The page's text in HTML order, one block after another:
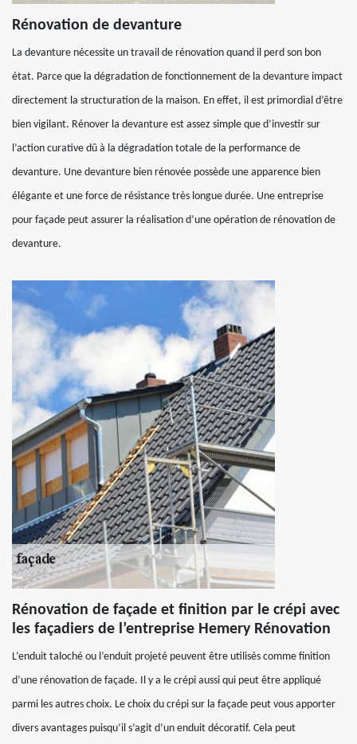
Rénovation de devanture
La devanture nécessite un travail de rénovation quand il perd son bon
état. Parce que la dégradation de fonctionnement de la devanture impact
directement la structuration de la maison. En effet, il est primordial d’être
bien vigilant. Rénover la devanture est assez simple que d’investir sur
l’action curative dû à la dégradation totale de la performance de
devanture. Une devanture bien rénovée possède une apparence bien
élégante et une force de résistance très longue durée. Une entreprise
pour façade peut assurer la réalisation d’une opération de rénovation de
devanture.
Rénovation de façade et finition par le crépi avec
les façadiers de l’entreprise Hemery Rénovation
L’enduit taloché ou l’enduit projeté peuvent être utilisés comme finition
d’une rénovation de façade. Il y a le crépi aussi qui peut être appliqué
parmi les autres choix. Le choix du crépi sur la façade peut vous apporter
divers avantages puisqu’il s’agit d’un enduit décoratif. Cela peut